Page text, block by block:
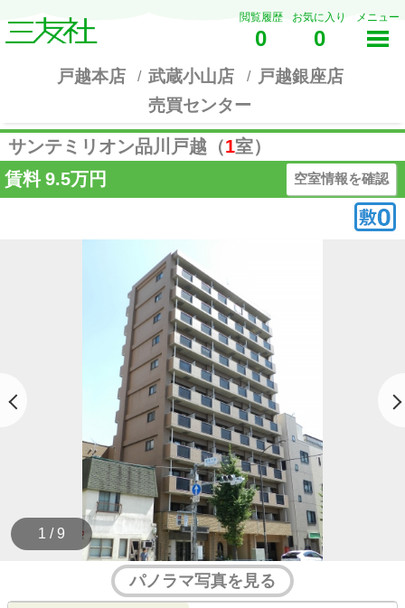
閲覧履歴
0
お気に入り
0
メニュー
戸越本店 武蔵小山店
戸越銀座店
売買センター
サンテミリオン品川戸越（1室）
賃料 9.5万円 空室情報を確認
1 / 9
パノラマ写真を見る